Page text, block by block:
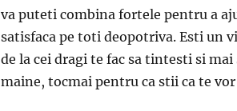
va puteti combina fortele pentru a
satisfaca pe toti deopotriva. Esti un
de la cei dragi te fac sa tintesti si
maine, tocmai pentru ca stii ca te